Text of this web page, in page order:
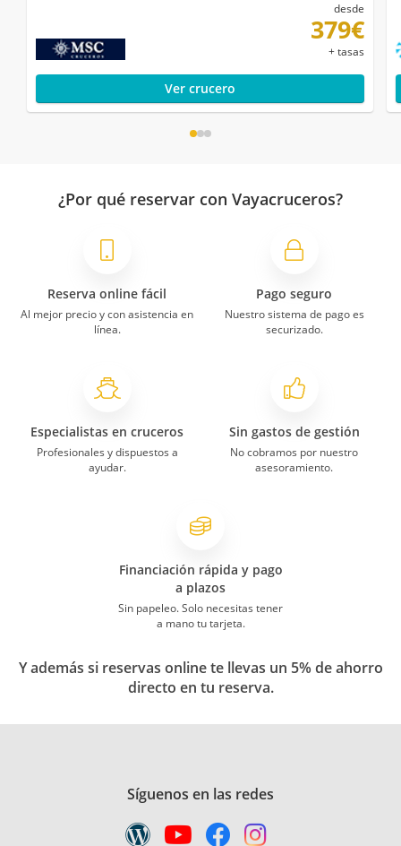
desde
379€
+ tasas
Ver crucero
¿Por qué reservar con Vayacruceros?
Reserva online fácil
Al mejor precio y con asistencia en
línea.
Pago seguro
Nuestro sistema de pago es
securizado.
Especialistas en cruceros
Profesionales y dispuestos a
ayudar.
Sin gastos de gestión
No cobramos por nuestro
asesoramiento.
Financiación rápida y pago
a plazos
Sin papeleo. Solo necesitas tener
a mano tu tarjeta.
Y además si reservas online te llevas un 5% de ahorro
directo en tu reserva.
Síguenos en las redes